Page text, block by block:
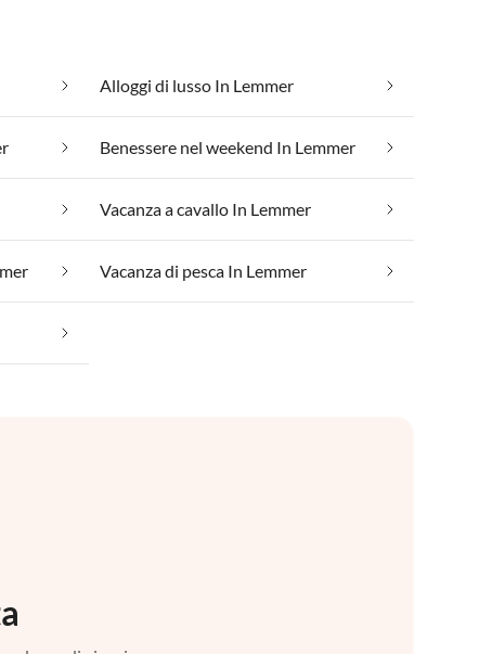
Alloggi di lusso In Lemmer
Benessere nel weekend In Lemmer
Vacanza a cavallo In Lemmer
Vacanza di pesca In Lemmer